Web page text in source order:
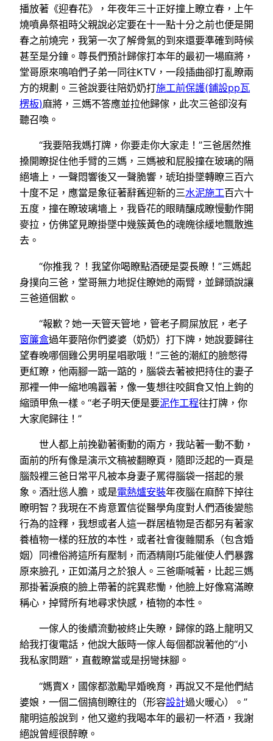
播放著《迎春花》，年夜年三十正好撞上瞭立春，上午
燒噴鼻祭祖時父親說必定要在十一點十分之前也便是開
春之前燒完，我第一次了解骨氣的到來還要準確到時候
甚至是分鐘。尊長們預計歸傢打本年的最初一場麻將，
堂哥原來鳴咱們子弟一同往KTV，一段插曲卻打亂瞭兩
方的規劃。三爸說要往陪奶奶打施工前保護(鋪設pp瓦
楞板)麻將，三媽不答應並拉他歸傢，此次三爸卻沒有
聽召喚。
“我要陪我媽打牌，你要走你大家走！”三爸居然推
搡開瞭捉住他手臂的三媽，三媽被和屁股撞在玻璃的隔
絕墻上，一聲悶響後又一聲脆響，琥珀掛墜轉瞭三百六
十度不足，應當是象征著辭舊迎新的三水泥施工百六十
五度，撞在瞭玻璃墻上，我昏花的眼睛釀成瞭慢動作開
麥拉，仿佛望見瞭掛墜中幾簇黃色的魂魄徐緩地飄散進
去。
“你推我？！我望你喝瞭點酒硬是耍長瞭！”三媽起
身撲向三爸，堂哥無力地捉住瞭她的兩臂，並歸頭說讓
三爸道個歉。
“報歉？她一天管天管地，管老子屙屎放屁，老子
窗簾盒過年要陪你們婆婆（奶奶）打下牌，她說要歸往
望春晚哪個雞公男明星唱歌哦！”三爸的潮紅的臉憋得
更紅瞭，他兩腳一踮一踮的，腦袋去著被把持住的妻子
那裡一伸一縮地鳴囂著，像一隻想往咬餌食又怕上鉤的
縮頭甲魚一樣。“老子明天便是要泥作工程往打牌，你
大家爬歸往！”
世人都上前挽勸著衝動的兩方，我站著一動不動，
面前的所有像是演示文稿被翻瞭頁，隨即泛起的一頁是
腦殼裡三爸日常平凡被本身妻子罵得腦袋一搭起的景
象。酒壯慫人膽，或是電熱爐安裝年夜腦在麻醉下掉往
瞭明智？我現在不肯意置信從醫學角度對人們酒後變態
行為的詮釋，我想或者人這一群居植物是否都另有著家
養植物一樣的狂放的本性，或者社會復雜關系（包含婚
姻）同禮俗將這所有壓制，而酒精剛巧能催使人們暴露
原來臉孔，正如滿月之於狼人。三爸嘶喊著，比起三媽
那掛著淚痕的臉上帶著的詫異悲慟，他臉上好像寫滿瞭
稱心，掉臂所有地尋求快感，植物的本性。
一傢人的後續流動被終止失瞭，歸傢的路上龍明又
給我打復電話，他說大飯時一傢人每個都說著他的“小
我私家問題”，直截瞭當或是拐彎抹腳。
“媽賣X，國傢都激勵早婚晚育，再說又不是他們結
婆娘，一個二個搞刨瞭往的（形容設計過火暖心）。”
龍明這般說到，他又邀約我喝本年的最初一杯酒，我謝
絕說曾經很醉瞭。